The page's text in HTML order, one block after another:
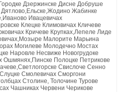
Дзержинске Дисне Добруше
Жабинке
Ивацевичах
Клецке Климовичах Кличеве
Кричеве Крупках,Лепеле Лиде
Малорите Марьина
Могилеве Молодечно Мостах
Наровле Несвиже Новогрудоке
Ошмянях,Пинске Полоцке Петрикове
Свислоче Сенно
Смолевичах Сморгони
Столине, Толочине Турове
Чашниках Червени Черикове